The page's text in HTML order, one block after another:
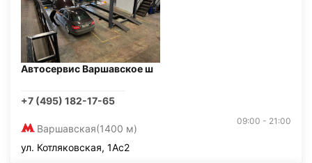
Автосервис Варшавское ш
+7 (495) 182-17-65
Варшавская(1400 м)
09:00 - 21:00
ул. Котляковская, 1Ас2